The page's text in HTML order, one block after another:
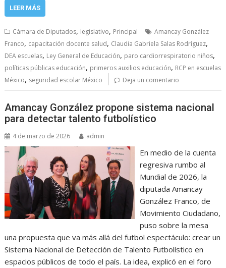
LEER MÁS
Cámara de Diputados, legislativo, Principal
Amancay González
Franco, capacitación docente salud, Claudia Gabriela Salas Rodríguez,
DEA escuelas, Ley General de Educación, paro cardiorrespiratorio niños,
políticas públicas educación, primeros auxilios educación, RCP en escuelas
México, seguridad escolar México Deja un comentario
Amancay González propone sistema nacional
para detectar talento futbolístico
4 de marzo de 2026 admin
En medio de la cuenta
regresiva rumbo al
Mundial de 2026, la
diputada Amancay
González Franco, de
Movimiento Ciudadano,
puso sobre la mesa
una propuesta que va más allá del futbol espectáculo: crear un
Sistema Nacional de Detección de Talento Futbolístico en
espacios públicos de todo el país. La idea, explicó en el foro